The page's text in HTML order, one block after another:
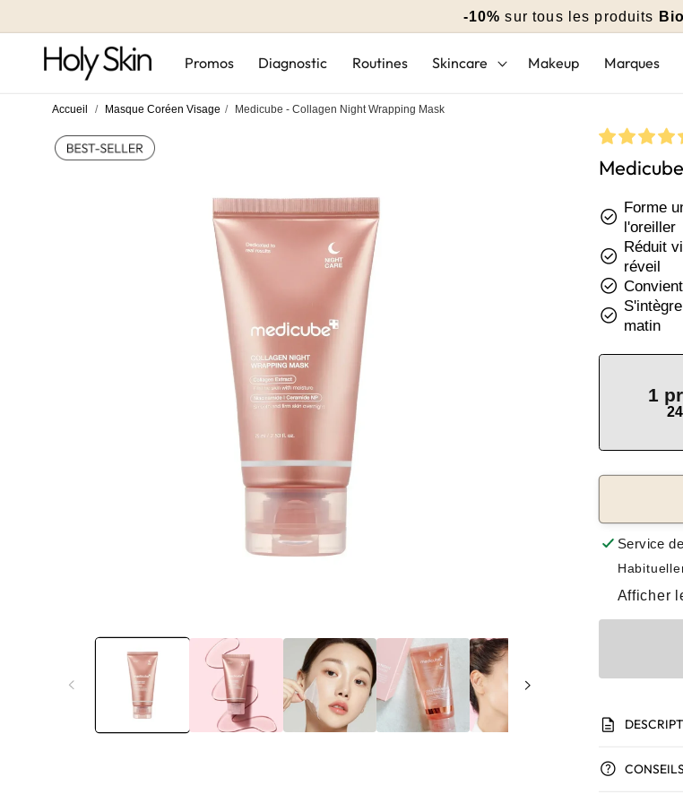
au
contenu
-10% sur tous les produits
Promos Diagnostic Routines Skincare Makeup Marques
Accueil / Masque Coréen Visage / Medicube - Collagen Night Wrapping Mask
informations
check_circle Forme
l'oreiller
check_circle Réduit
réveil
check_circle
check_circle matin
1
Service
Afficher
description
La nuit,
help